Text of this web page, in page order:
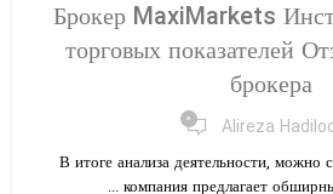
Брокер MaxiMarkets
торговых показателей
брокера
Alireza ۰
В итоге анализа деятельности, можно
компания предлагает